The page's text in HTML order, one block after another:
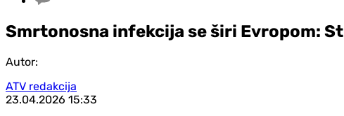
Smrtonosna infekcija se širi Evropom:
Autor:
ATV redakcija
23.04.2026 15:33